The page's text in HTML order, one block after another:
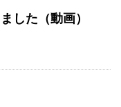
した（動画）